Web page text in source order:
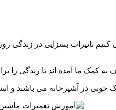
تاثیرات بسزایی در زندگی
کمک ما آمده اند تا زندگی را
در آشپزخانه می باشند و
از: